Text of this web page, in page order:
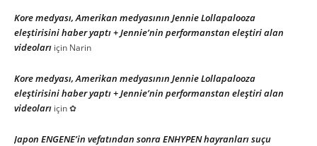
Kore medyası, Amerikan medyasının Jennie Lollapalooza
eleştirisini haber yaptı + Jennie’nin performanstan eleştiri alan
videoları için Narin
Kore medyası, Amerikan medyasının Jennie Lollapalooza
eleştirisini haber yaptı + Jennie’nin performanstan eleştiri alan
videoları için✿
Japon ENGENE’in vefatından sonra ENHYPEN hayranları suçu